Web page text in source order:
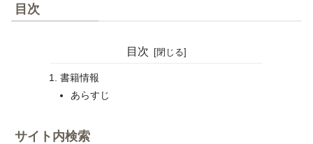
目次
目次
書籍情報
あらすじ
サイト内検索